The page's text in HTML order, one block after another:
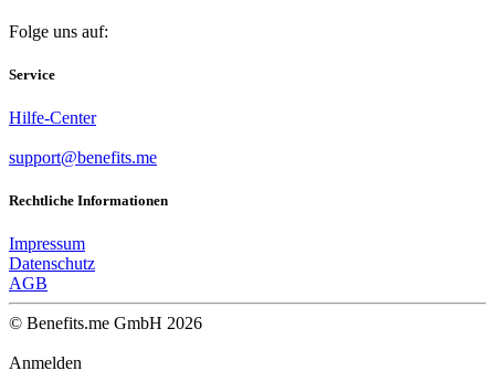
Folge uns auf:
Service
Hilfe-Center
support@benefits.me
Rechtliche Informationen
Impressum
Datenschutz
AGB
© Benefits.me GmbH 2026
Anmelden